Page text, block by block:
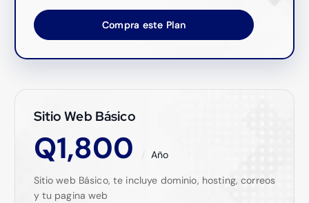
Compra este Plan
Sitio Web Básico
Q1,800 Año
Sitio web Básico, te incluye dominio, hosting, correos
y tu pagina web